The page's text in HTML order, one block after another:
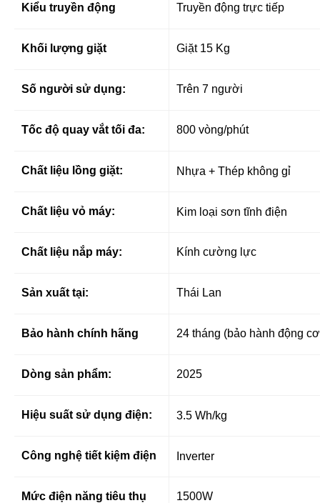
Kiểu truyền động Truyền động trực tiếp
Khối lượng giặt Giặt 15 Kg
Số người sử dụng: Trên 7 người
Tốc độ quay vắt tối đa: 800 vòng/phút
Chất liệu lồng giặt: Nhựa + Thép không gỉ
Chất liệu vỏ máy: Kim loại sơn tĩnh điện
Chất liệu nắp máy: Kính cường lực
Sản xuất tại: Thái Lan
Bảo hành chính hãng 24 tháng (bảo hành động
Dòng sản phẩm: 2025
Hiệu suất sử dụng điện: 3.5 Wh/kg
Công nghệ tiết kiệm điện Inverter
Mức điện năng tiêu thụ 1500W